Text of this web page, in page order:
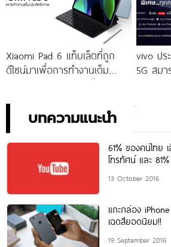
Xiaomi Pad 6 แท็บเล็ตที่ถูก
ดีไซน์มาเพื่อการทำงานเต็ม
vivo ปร
5G สม
บทความแนะนำ
61% ของคนไทย
โทรทัศน์ และ
13 October 2016
แกะกล่อง
เฉดสียอดนิยม!!
19 September 2016